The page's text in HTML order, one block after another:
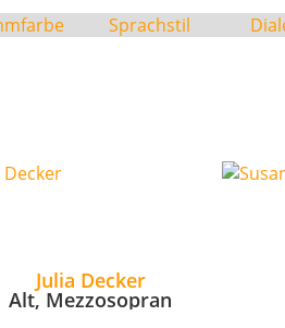
Julia Decker
Alt, Mezzosopran